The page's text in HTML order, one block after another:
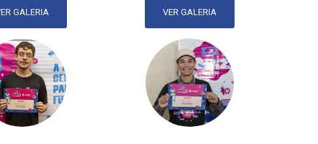
GALERIA VER GALERIA